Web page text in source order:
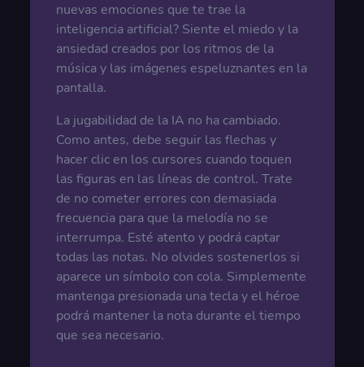
nuevas emociones que te trae la
inteligencia artificial? Siente el miedo y la
ansiedad creados por los ritmos de la
música y las imágenes espeluznantes en la
pantalla.
La jugabilidad de la IA no ha cambiado.
Como antes, debe seguir las flechas y
hacer clic en los cursores cuando toquen
las figuras en las líneas de control. Trate
de no cometer errores con demasiada
frecuencia para que la melodía no se
interrumpa. Esté atento y podrá captar
todas las notas. No olvides sostenerlos si
aparece un símbolo con cola. Simplemente
mantenga presionada una tecla y el héroe
podrá mantener la nota durante el tiempo
que sea necesario.